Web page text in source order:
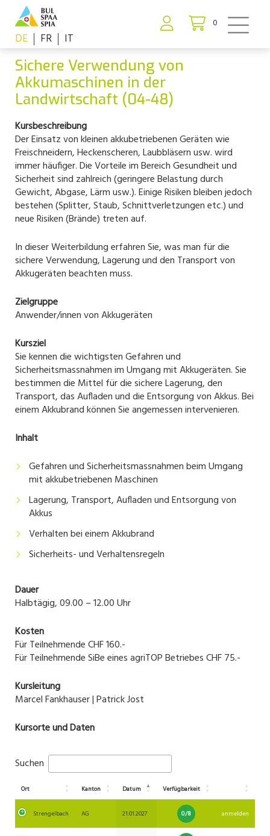
0
DE FR IT
Sichere Verwendung von
Akkumaschinen in der
Landwirtschaft (04-48)
Kursbeschreibung
Der Einsatz von kleinen akkubetriebenen Geräten wie
Freischneidern, Heckenscheren, Laubbläsern usw. wird
immer häufiger. Die Vorteile im Bereich Gesundheit und
Sicherheit sind zahlreich (geringere Belastung durch
Gewicht, Abgase, Lärm usw.). Einige Risiken bleiben jedoch
bestehen (Splitter, Staub, Schnittverletzungen etc.) und
neue Risiken (Brände) treten auf.
In dieser Weiterbildung erfahren Sie, was man für die
sichere Verwendung, Lagerung und den Transport von
Akkugeräten beachten muss.
Zielgruppe
Anwender/innen von Akkugeräten
Kursziel
Sie kennen die wichtigsten Gefahren und
Sicherheitsmassnahmen im Umgang mit Akkugeräten. Sie
bestimmen die Mittel für die sichere Lagerung, den
Transport, das Aufladen und die Entsorgung von Akkus. Bei
einem Akkubrand können Sie angemessen intervenieren.
Inhalt
Gefahren und Sicherheitsmassnahmen beim Umgang
mit akkubetriebenen Maschinen
Lagerung, Transport, Aufladen und Entsorgung von
Akkus
Verhalten bei einem Akkubrand
Sicherheits- und Verhaltensregeln
Dauer
Halbtägig, 09.00 – 12.00 Uhr
Kosten
Für Teilnehmende CHF 160.-
Für Teilnehmende SiBe eines agriTOP Betriebes CHF 75.-
Kursleitung
Marcel Fankhauser | Patrick Jost
Kursorte und Daten
Suchen
Ort Kanton Datum Verfügbarkeit
Strengelbach AG 21.01.2027 0/8 anmelden